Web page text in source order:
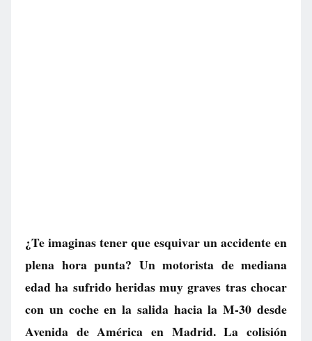
¿Te imaginas tener que esquivar un accidente en
plena hora punta? Un motorista de mediana
edad ha sufrido heridas muy graves tras chocar
con un coche en la salida hacia la M-30 desde
Avenida de América en Madrid. La colisión